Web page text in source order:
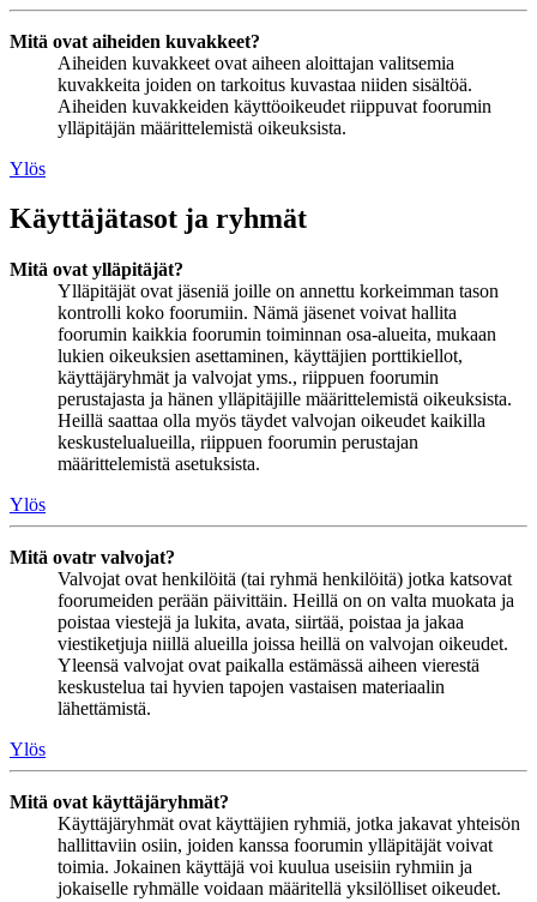
Mitä ovat aiheiden kuvakkeet?
Aiheiden kuvakkeet ovat aiheen aloittajan valitsemia
kuvakkeita joiden on tarkoitus kuvastaa niiden sisältöä.
Aiheiden kuvakkeiden käyttöoikeudet riippuvat foorumin
ylläpitäjän määrittelemistä oikeuksista.
Ylös
Käyttäjätasot ja ryhmät
Mitä ovat ylläpitäjät?
Ylläpitäjät ovat jäseniä joille on annettu korkeimman tason
kontrolli koko foorumiin. Nämä jäsenet voivat hallita
foorumin kaikkia foorumin toiminnan osa-alueita, mukaan
lukien oikeuksien asettaminen, käyttäjien porttikiellot,
käyttäjäryhmät ja valvojat yms., riippuen foorumin
perustajasta ja hänen ylläpitäjille määrittelemistä oikeuksista.
Heillä saattaa olla myös täydet valvojan oikeudet kaikilla
keskustelualueilla, riippuen foorumin perustajan
määrittelemistä asetuksista.
Ylös
Mitä ovatr valvojat?
Valvojat ovat henkilöitä (tai ryhmä henkilöitä) jotka katsovat
foorumeiden perään päivittäin. Heillä on on valta muokata ja
poistaa viestejä ja lukita, avata, siirtää, poistaa ja jakaa
viestiketjuja niillä alueilla joissa heillä on valvojan oikeudet.
Yleensä valvojat ovat paikalla estämässä aiheen vierestä
keskustelua tai hyvien tapojen vastaisen materiaalin
lähettämistä.
Ylös
Mitä ovat käyttäjäryhmät?
Käyttäjäryhmät ovat käyttäjien ryhmiä, jotka jakavat yhteisön
hallittaviin osiin, joiden kanssa foorumin ylläpitäjät voivat
toimia. Jokainen käyttäjä voi kuulua useisiin ryhmiin ja
jokaiselle ryhmälle voidaan määritellä yksilölliset oikeudet.